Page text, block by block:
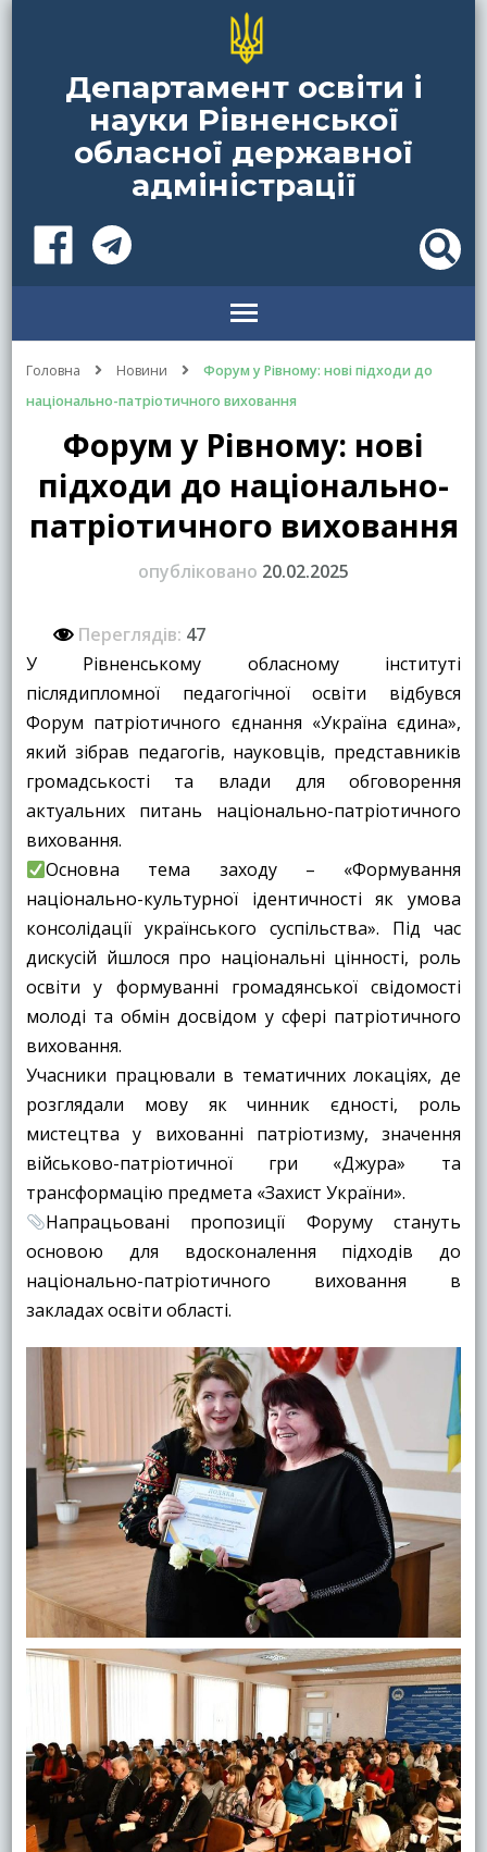
Департамент освіти і
науки Рівненської
обласної державної
адміністрації
Головна Новини
Форум у Рівному: нові підходи до
національно-патріотичного виховання
Форум у Рівному: нові
підходи до національно-
патріотичного виховання
опубліковано 20.02.2025
Переглядів: 47
У Рівненському обласному інституті
післядипломної педагогічної освіти відбувся
Форум патріотичного єднання «Україна єдина»,
який зібрав педагогів, науковців, представників
громадськості та влади для обговорення
актуальних питань національно-патріотичного
виховання.
Основна тема заходу – «Формування
національно-культурної ідентичності як умова
консолідації українського суспільства». Під час
дискусій йшлося про національні цінності, роль
освіти у формуванні громадянської свідомості
молоді та обмін досвідом у сфері патріотичного
виховання.
Учасники працювали в тематичних локаціях, де
розглядали мову як чинник єдності, роль
мистецтва у вихованні патріотизму, значення
військово-патріотичної гри «Джура» та
трансформацію предмета «Захист України».
Напрацьовані пропозиції Форуму стануть
основою для вдосконалення підходів до
національно-патріотичного виховання в
закладах освіти області.